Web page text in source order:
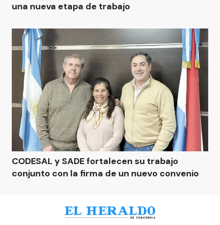
una nueva etapa de trabajo
CODESAL y SADE fortalecen su trabajo
conjunto con la firma de un nuevo convenio